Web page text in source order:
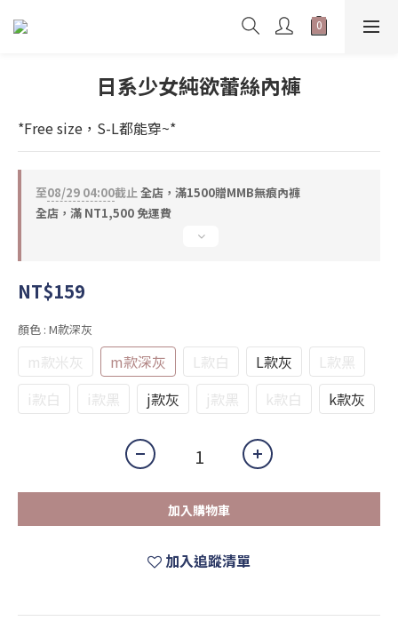
日系少女純欲蕾絲內褲
*Free size，S-L都能穿~*
至08/29 04:00截止全店，滿1500贈MMB無痕內褲
全店，滿 NT1,500 免運費
NT$159
顏色 : M款深灰
m款米灰 m款深灰 L款白 L款灰
L款黑
i款白
i款黑 j款灰 j款黑 k款白 k款灰
加入購物車
加入追蹤清單